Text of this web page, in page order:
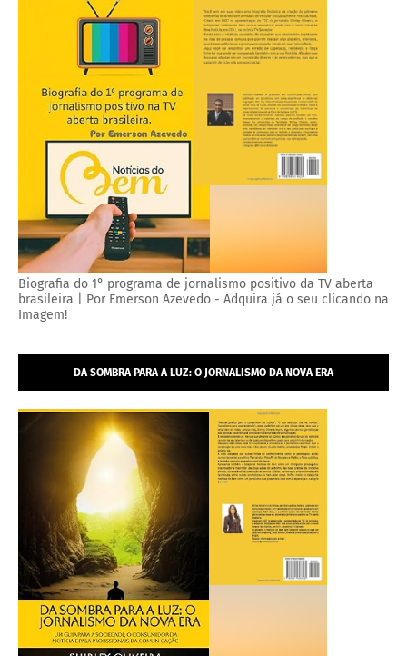
Biografia do 1° programa de jornalismo positivo da TV aberta
brasileira | Por Emerson Azevedo - Adquira já o seu clicando na
Imagem!
DA SOMBRA PARA A LUZ: O JORNALISMO DA NOVA ERA